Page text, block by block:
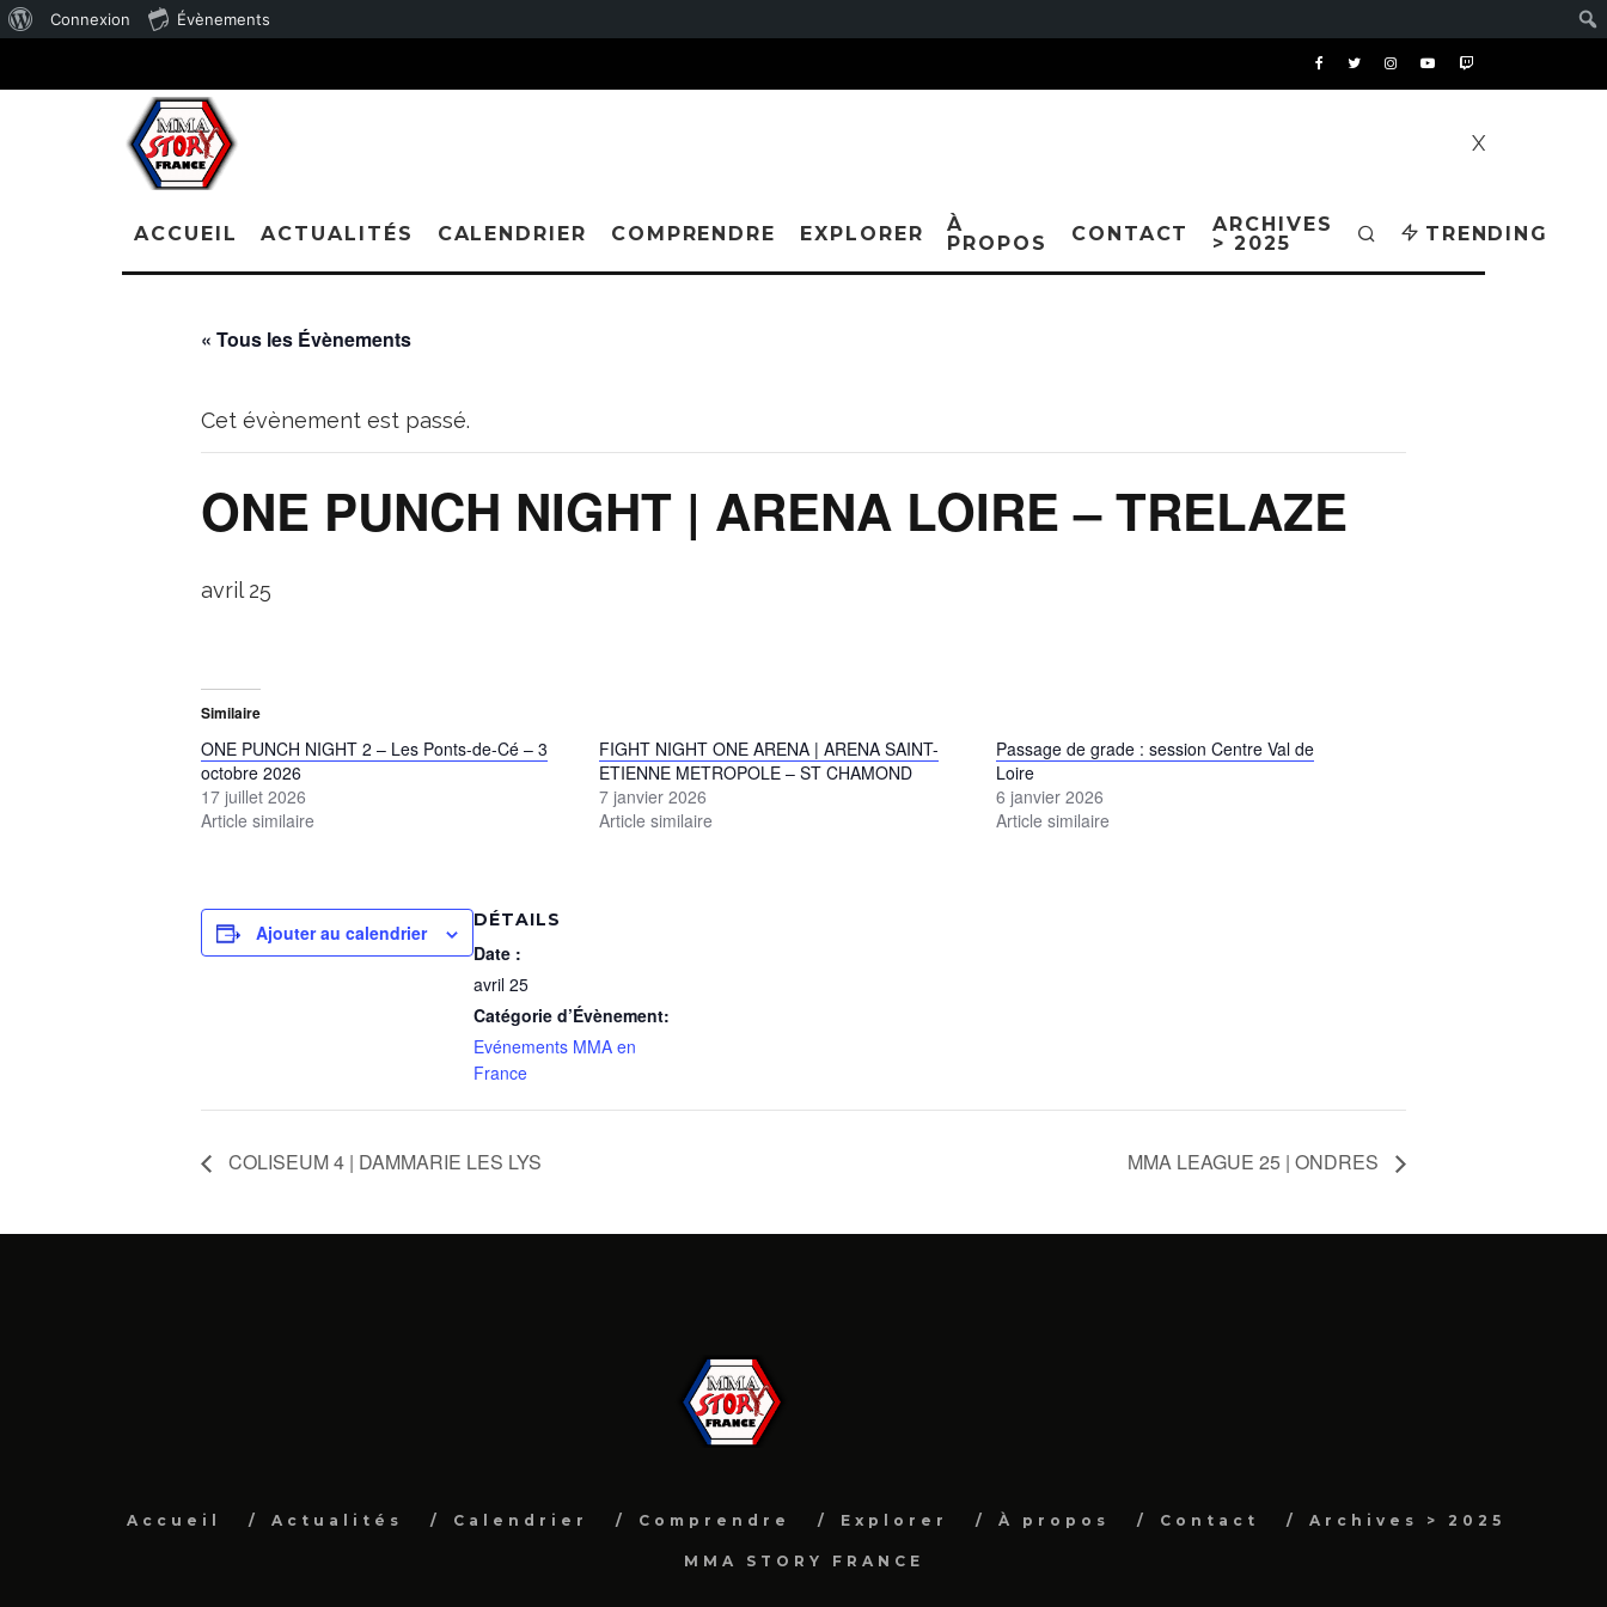
de
Connexion Évènements
X
ACCUEIL ACTUALITÉS CALENDRIER COMPRENDRE EXPLORER
À
PROPOS
CONTACT
ARCHIVES
> 2025
TRENDING
« Tous les Évènements
Cet évènement est passé.
ONE PUNCH NIGHT | ARENA LOIRE – TRELAZE
avril 25
Similaire
ONE PUNCH NIGHT 2 – Les Ponts-de-Cé – 3
octobre 2026
17 juillet 2026
Article similaire
FIGHT NIGHT ONE ARENA | ARENA SAINT-
ETIENNE METROPOLE – ST CHAMOND
7 janvier 2026
Article similaire
Passage de grade : session Centre Val de
Loire
6 janvier 2026
Article similaire
Ajouter au calendrier
DÉTAILS
Date :
avril 25
Catégorie d’Évènement:
Evénements MMA en
France
COLISEUM 4 | DAMMARIE LES LYS MMA LEAGUE 25 | ONDRES
Accueil Actualités Calendrier Comprendre Explorer À propos Contact Archives > 2025
MMA STORY FRANCE